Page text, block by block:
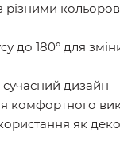
з різними
до 180° для
дизайн
комфортного
як